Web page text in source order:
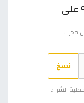
مجرب
نسخ
الشراء